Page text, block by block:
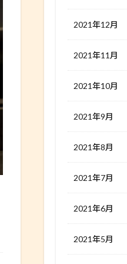
2021年12月
2021年11月
2021年10月
2021年9月
2021年8月
2021年7月
2021年6月
2021年5月